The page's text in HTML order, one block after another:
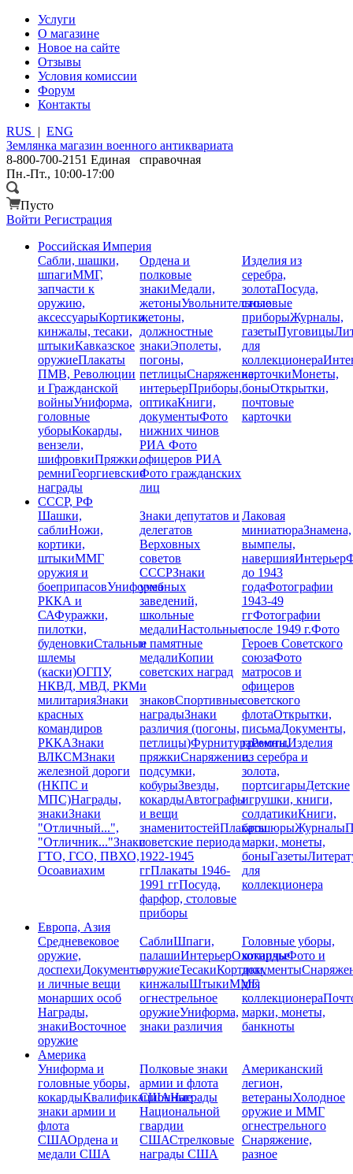
Услуги
О магазине
Новое на сайте
Отзывы
Условия комиссии
Форум
Контакты
RUS | ENG
Землянка магазин военного антиквариата
8-800-700-2151 Единая справочная
Пн.-Пт., 10:00-17:00
Пусто
Войти Регистрация
Российская Империя
Сабли, шашки,
шпагиММГ,
запчасти к
оружию,
аксессуарыКортики,
кинжалы, тесаки,
штыкиКавказское
оружиеПлакаты
ПМВ, Революции
и Гражданской
войныУниформа,
головные
уборыКокарды,
вензели,
шифровкиПряжки,
ремниГеоргиевские
награды
Ордена и
полковые
знакиМедали,
жетоныУвольнительные
жетоны,
должностные
знакиЭполеты,
погоны,
петлицыСнаряжение,
интерьерПриборы,
оптикаКниги,
документыФото
нижних чинов
РИАФото
офицеров РИА
Фото гражданских
лиц
Изделия из
серебра,
золотаПосуда,
столовые
приборыЖурналы,
газетыПуговицы
для
коллекционера
карточкиМонеты,
боныОткрытки,
почтовые
карточки
СССР, РФ
Шашки,
саблиНожи,
кортики,
штыкиММГ
оружия и
боеприпасовУниформа
РККА и
САФуражки,
пилотки,
буденовкиСтальные
шлемы
(каски)ОГПУ,
НКВД, МВД, РКМ
милитарияЗнаки
красных
командиров
РККАЗнаки
ВЛКСМЗнаки
железной дороги
(НКПС и
МПС)Награды,
знакиЗнаки
"Отличный...",
"Отличник..."Знаки
ГТО, ГСО, ПВХО,
Осоавиахим
Знаки депутатов и
делегатов
Верховных
советов
СССРЗнаки
учебных
заведений,
школьные
медалиНастольные
и памятные
медалиКопии
советских наград
и
знаковСпортивные
наградыЗнаки
различия (погоны,
петлицы)ФурнитураРемни,
пряжкиСнаряжение,
подсумки,
кобурыЗвезды,
кокардыАвтографы
и вещи
знаменитостейПлакаты
советские периода
1922-1945
ггПлакаты 1946-
1991 ггПосуда,
фарфор, столовые
приборы
Лаковая
миниатюраЗнамена,
вымпелы,
навершияИнтерьер
до 1943
годаФотографии
1943-49
ггФотографии
после 1949 г.Фото
Героев Советского
союзаФото
матросов и
офицеров
советского
флотаОткрытки,
письмаДокументы,
грамотыИзделия
из серебра и
золота,
портсигарыДетские
игрушки, книги,
солдатикиКниги,
брошюрыЖурналы
марки, монеты,
боныГазеты
для
коллекционера
Европа, Азия
Средневековое
оружие,
доспехиДокументы
и личные вещи
монарших особ
Награды,
знакиВосточное
оружие
СаблиШпаги,
палашиИнтерьерОхотничье
оружиеТесакиКортики,
кинжалыШтыкиММГ,
огнестрельное
оружиеУниформа,
знаки различия
Головные уборы,
кокардыФото и
документы
для
коллекционера
марки, монеты,
банкноты
Америка
Униформа и
головные уборы,
кокардыКвалификационные
знаки армии и
флота
СШАОрдена и
медали США
Полковые знаки
армии и флота
СШАНаграды
Национальной
гвардии
СШАСтрелковые
награды США
Американский
легион,
ветераныХолодное
оружие и ММГ
огнестрельного
Снаряжение,
разное